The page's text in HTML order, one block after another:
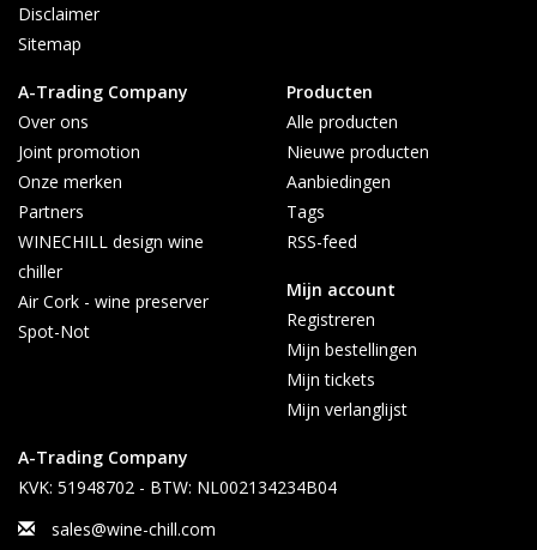
Disclaimer
Sitemap
A-Trading Company
Over ons
Joint promotion
Onze merken
Partners
WINECHILL design wine
chiller
Air Cork - wine preserver
Spot-Not
Producten
Alle producten
Nieuwe producten
Aanbiedingen
Tags
RSS-feed
Mijn account
Registreren
Mijn bestellingen
Mijn tickets
Mijn verlanglijst
A-Trading Company
KVK: 51948702 - BTW: NL002134234B04
sales@wine-chill.com